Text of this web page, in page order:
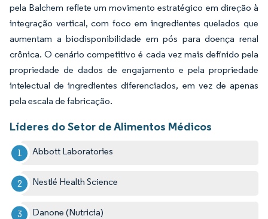
pela Balchem reflete um movimento estratégico em direção à
integração vertical, com foco em ingredientes quelados que
aumentam a biodisponibilidade em pós para doença renal
crônica. O cenário competitivo é cada vez mais definido pela
propriedade de dados de engajamento e pela propriedade
intelectual de ingredientes diferenciados, em vez de apenas
pela escala de fabricação.
Líderes do Setor de Alimentos Médicos
Abbott Laboratories
Nestlé Health Science
Danone (Nutricia)